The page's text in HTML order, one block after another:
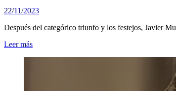
22/11/2023
Después del categórico triunfo y los festejos, Javier
Leer más